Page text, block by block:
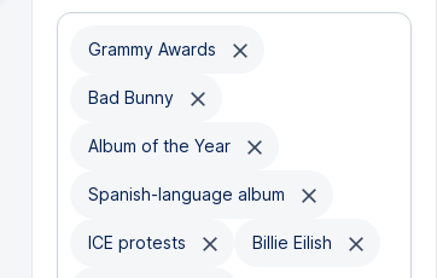
Grammy Awards
Bad Bunny
Album of the Year
Spanish-language album
ICE protests Billie Eilish